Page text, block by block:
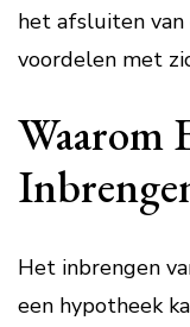
het afsluiten van
voordelen met
Waarom
Het inbrengen
een hypotheek